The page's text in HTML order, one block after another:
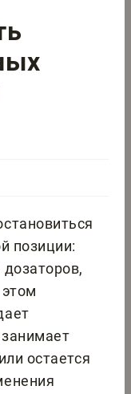
позиции:
остается